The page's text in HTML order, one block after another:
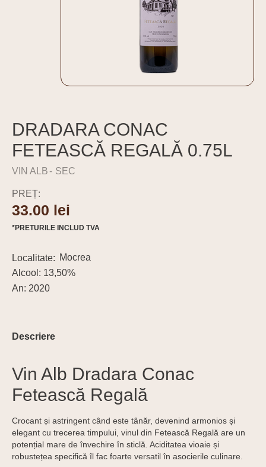
DRADARA CONAC
FETEASCĂ REGALĂ 0.75L
VIN ALB SEC
PREȚ:
33.00 lei
*PRETURILE INCLUD TVA
Mocrea
Alcool: 13,50%
An: 2020
Descriere
Vin Alb Dradara Conac
Fetească Regală
Crocant și astringent când este tânăr, devenind armonios și
elegant cu trecerea timpului, vinul din Fetească Regală are un
potențial mare de învechire în sticlă. Aciditatea vioaie și
robustețea specifică îl fac foarte versatil în asocierile culinare.